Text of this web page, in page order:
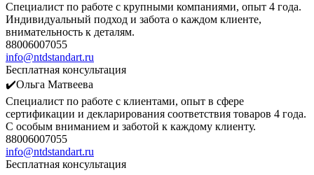
Специалист по работе с крупными компаниями, опыт 4 года.
Индивидуальный подход и забота о каждом клиенте,
внимательность к деталям.
88006007055
info@ntdstandart.ru
Бесплатная консультация
✔️Ольга Матвеева
Специалист по работе с клиентами, опыт в сфере
сертификации и декларирования соответствия товаров 4 года.
С особым вниманием и заботой к каждому клиенту.
88006007055
info@ntdstandart.ru
Бесплатная консультация